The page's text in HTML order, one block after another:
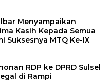
Menyampaikan
Kasih Kepada Semua
Suksesnya MTQ Ke-IX
RDP ke DPRD Sulsel
di Rampi